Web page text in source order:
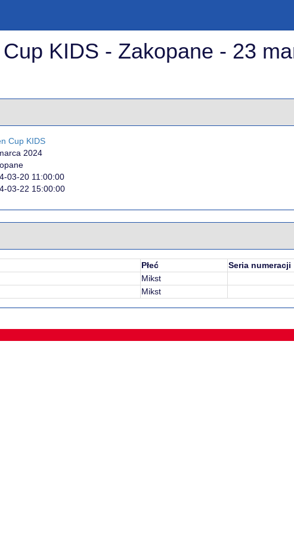
KIDS - Zakopane - 23
Cup KIDS
2024
03-20 11:00:00
03-22 15:00:00
Płeć
Seria numeracji
Mikst
Mikst